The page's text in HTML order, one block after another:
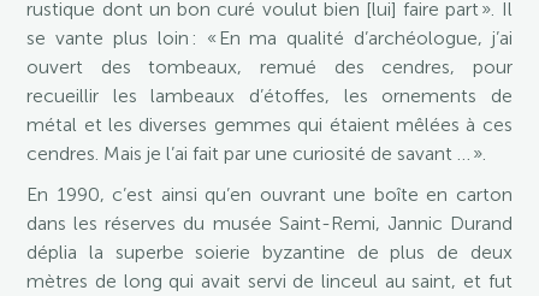
rustique dont un bon curé voulut bien [lui] faire part ». Il
se vante plus loin : « En ma qualité d’archéologue, j’ai
ouvert des tombeaux, remué des cendres, pour
recueillir les lambeaux d’étoffes, les ornements de
métal et les diverses gemmes qui étaient mêlées à ces
cendres. Mais je l’ai fait par une curiosité de savant … ».
En 1990, c’est ainsi qu’en ouvrant une boîte en carton
dans les réserves du musée Saint-Remi, Jannic Durand
déplia la superbe soierie byzantine de plus de deux
mètres de long qui avait servi de linceul au saint, et fut